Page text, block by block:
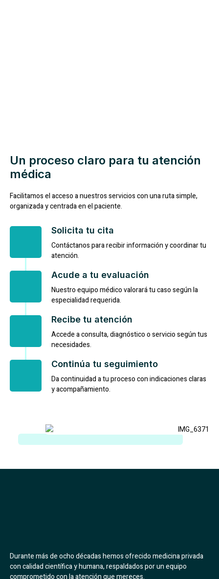
Un proceso claro para tu atención
médica
Facilitamos el acceso a nuestros servicios con una ruta simple,
organizada y centrada en el paciente.
Solicita tu cita
Contáctanos para recibir información y coordinar tu
atención.
Acude a tu evaluación
Nuestro equipo médico valorará tu caso según la
especialidad requerida.
Recibe tu atención
Accede a consulta, diagnóstico o servicio según tus
necesidades.
Continúa tu seguimiento
Da continuidad a tu proceso con indicaciones claras
y acompañamiento.
Durante más de ocho décadas hemos ofrecido medicina privada
con calidad científica y humana, respaldados por un equipo
comprometido con la atención que mereces.